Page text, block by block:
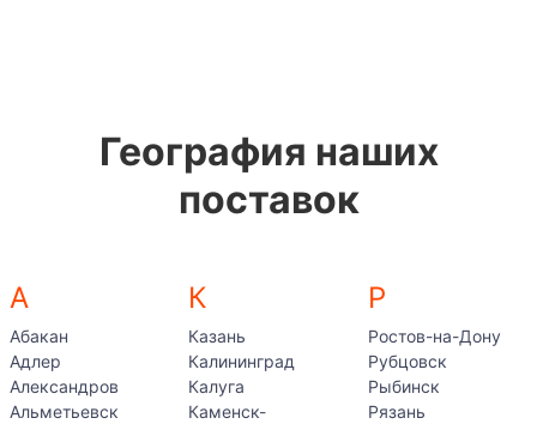
География наших
поставок
А
Абакан
Адлер
Александров
Альметьевск
К
Казань
Калининград
Калуга
Каменск-
Р
Ростов-на-Дону
Рубцовск
Рыбинск
Рязань